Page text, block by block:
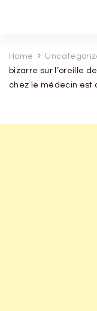
Home
bizarre sur l’oreille
chez le médecin est